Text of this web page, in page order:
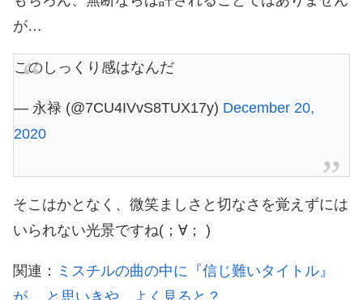
が…
このしっくり感はなんだ
— 永禄 (@7CU4IVvS8TUX17y) December 20,
2020
そこはかとなく、微笑ましさと切なさを覚えずには
いられない光景ですね(；∀； )
関連： ミスチルの曲の中に『信じ難いタイトル』